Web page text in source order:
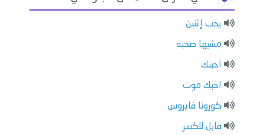
يحب إثنين
مشيها صحبه
احبنك
احبك موت
كورونا فايروس
قابل للكسر